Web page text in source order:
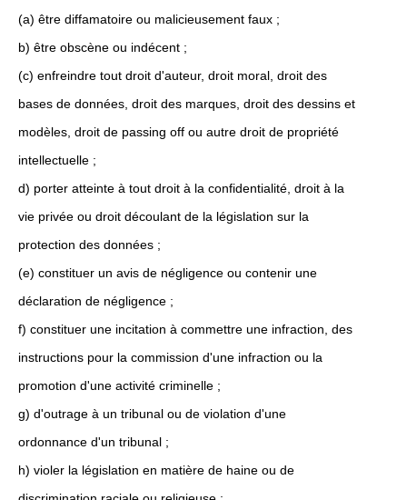
(a) être diffamatoire ou malicieusement faux ;
b) être obscène ou indécent ;
(c) enfreindre tout droit d'auteur, droit moral, droit des
bases de données, droit des marques, droit des dessins et
modèles, droit de passing off ou autre droit de propriété
intellectuelle ;
d) porter atteinte à tout droit à la confidentialité, droit à la
vie privée ou droit découlant de la législation sur la
protection des données ;
(e) constituer un avis de négligence ou contenir une
déclaration de négligence ;
f) constituer une incitation à commettre une infraction, des
instructions pour la commission d'une infraction ou la
promotion d'une activité criminelle ;
g) d'outrage à un tribunal ou de violation d'une
ordonnance d'un tribunal ;
h) violer la législation en matière de haine ou de